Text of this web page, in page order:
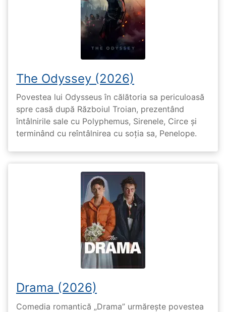
The Odyssey (2026)
Povestea lui Odysseus în călătoria sa periculoasă
spre casă după Războiul Troian, prezentând
întâlnirile sale cu Polyphemus, Sirenele, Circe și
terminând cu reîntâlnirea cu soția sa, Penelope.
Drama (2026)
Comedia romantică „Drama” urmărește povestea